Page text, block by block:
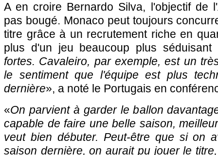
A en croire Bernardo Silva, l'objectif de
pas bougé. Monaco peut toujours
titre grâce à un recrutement riche en
plus d'un jeu beaucoup plus
fortes. Cavaleiro, par exemple, est un
le sentiment que l'équipe est plus
dernière», a noté le Portugais en
«On parvient à garder le ballon
capable de faire une belle saison,
veut bien débuter. Peut-être que si on
saison dernière, on aurait pu jouer le